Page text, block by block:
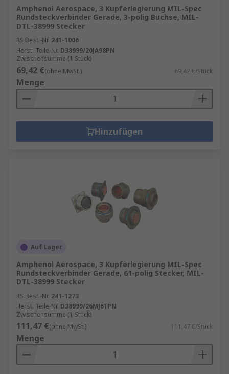
Amphenol Aerospace, 3 Kupferlegierung MIL-Spec
Rundsteckverbinder Gerade, 3-polig Buchse, MIL-
DTL-38999 Stecker
RS Best.-Nr. 241-1006
Herst. Teile-Nr. D38999/20JA98PN
Zwischensumme (1 Stück)
69,42 €(ohne MwSt.) 69,42 €/Stück
Menge
Hinzufügen
Auf Lager
Amphenol Aerospace, 3 Kupferlegierung MIL-Spec
Rundsteckverbinder Gerade, 61-polig Stecker, MIL-
DTL-38999 Stecker
RS Best.-Nr. 241-1273
Herst. Teile-Nr. D38999/26MJ61PN
Zwischensumme (1 Stück)
111,47 €(ohne MwSt.) 111,47 €/Stück
Menge